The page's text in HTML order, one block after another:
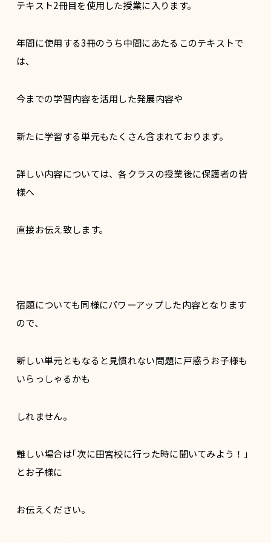
テキスト2冊目を使用した授業に入ります。
年間に使用する3冊のうち中間にあたるこのテキストで
は、
今までの学習内容を活用した発展内容や
新たに学習する単元もたくさん含まれております。
詳しい内容については、各クラスの授業後に保護者の皆
様へ
直接お伝え致します。
宿題についても同様にパワーアップした内容となります
ので、
新しい単元ともなると見慣れない問題に戸惑うお子様も
いらっしゃるかも
しれません。
難しい場合は｢次に田宮校に行った時に聞いてみよう！｣
とお子様に
お伝えください。